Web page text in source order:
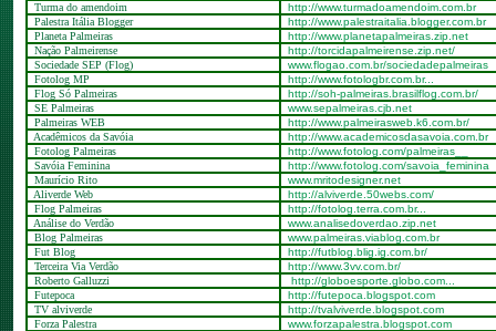
Turma do amendoim
http://www.turmadoamendoim.com.br
Palestra Itália Blogger
http://www.palestraitalia.blogger.com.br
Planeta Palmeiras
http://www.planetapalmeiras.zip.net
Nação Palmeirense
http://torcidapalmeirense.zip.net/
Sociedade SEP (Flog)
www.flogao.com.br/sociedadepalmeiras
Fotolog MP
http://www.fotologbr.com.br...
Flog Só Palmeiras
http://soh-palmeiras.brasilflog.com.br/
SE Palmeiras
www.sepalmeiras.cjb.net
Palmeiras WEB
http://www.palmeirasweb.k6.com.br/
Acadêmicos da Savóia
http://www.academicosdasavoia.com.br
Fotolog Palmeiras
http://www.fotolog.com/palmeiras__
Savóia Feminina
http://www.fotolog.com/savoia_feminina
Maurício Rito
www.mritodesigner.net
Aliverde Web
http://alviverde.50webs.com/
Flog Palmeiras
http://fotolog.terra.com.br...
Análise do Verdão
www.analisedoverdao.zip.net
Blog Palmeiras
www.palmeiras.viablog.com.br
Fut Blog
http://futblog.blig.ig.com.br/
Terceira Via Verdão
http://www.3vv.com.br/
Roberto Galluzzi
http://globoesporte.globo.com...
Futepoca
http://futepoca.blogspot.com
TV alviverde
http://tvalviverde.blogspot.com
Forza Palestra
www.forzapalestra.blogspot.com